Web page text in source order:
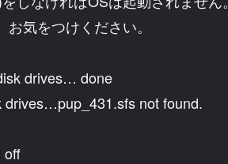
気をつけください。
drives… done
drives…pup_431.sfs not found.
off